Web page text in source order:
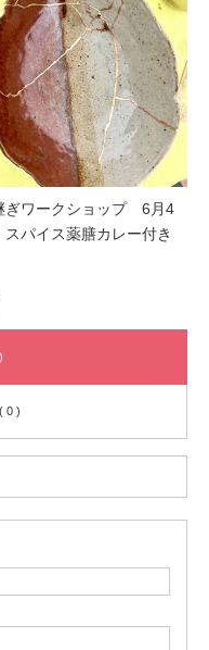
ぎワークショップ 6月4
パイス薬膳カレー付き
0 )